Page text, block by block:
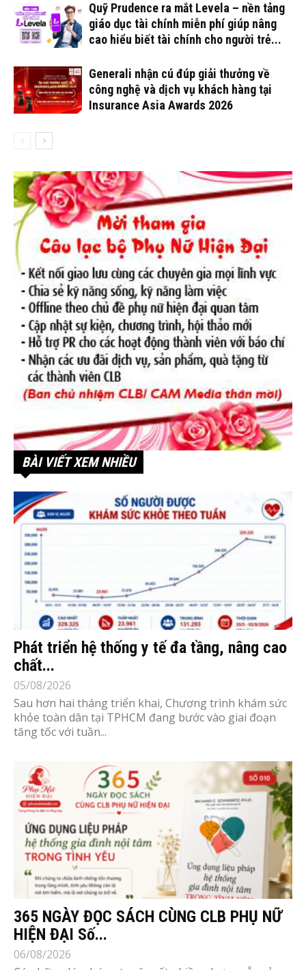
Quỹ Prudence ra mắt Levela – nền tảng
giáo dục tài chính miễn phí giúp nâng
cao hiểu biết tài chính cho người trẻ...
Generali nhận cú đúp giải thưởng về
công nghệ và dịch vụ khách hàng tại
Insurance Asia Awards 2026
BÀI VIẾT XEM NHIỀU
Phát triển hệ thống y tế đa tầng, nâng cao
chất...
05/08/2026
Sau hơn hai tháng triển khai, Chương trình khám sức
khỏe toàn dân tại TPHCM đang bước vào giai đoạn
tăng tốc với tuần...
365 NGÀY ĐỌC SÁCH CÙNG CLB PHỤ NỮ
HIỆN ĐẠI Số...
06/08/2026